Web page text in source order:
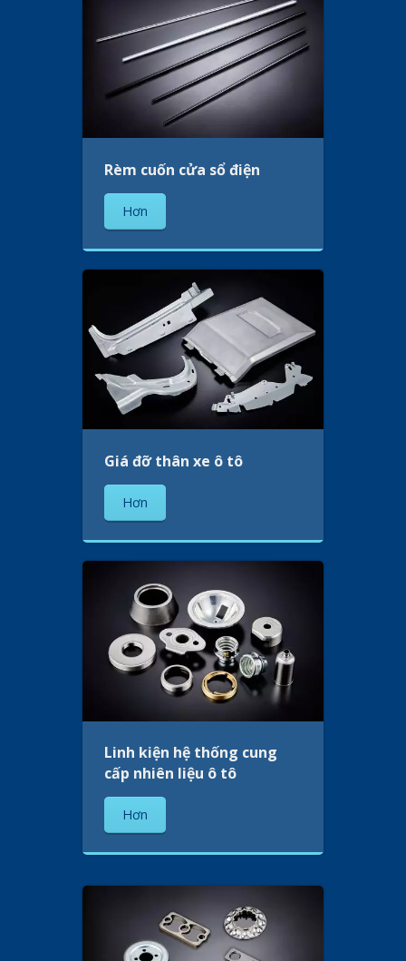
Rèm cuốn cửa sổ điện
Hơn
Giá đỡ thân xe ô tô
Hơn
Linh kiện hệ thống cung
cấp nhiên liệu ô tô
Hơn